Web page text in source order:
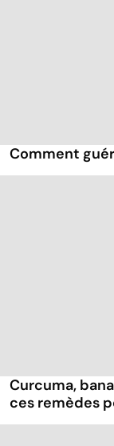
Comment
Curcuma,
ces remèdes